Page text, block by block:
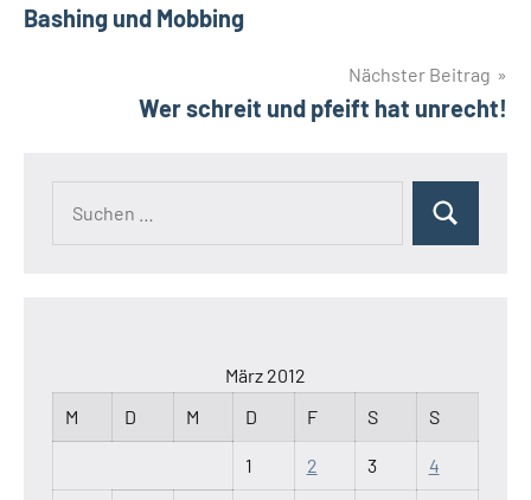
Bashing und Mobbing
Nächster Beitrag
Wer schreit und pfeift hat unrecht!
Suchen
März 2012
M
D M D F S S
1 2 3 4